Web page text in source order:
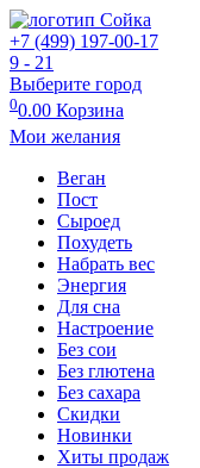
+7 (499) 197-00-17
9 - 21
Выберите город
00.00 Корзина
Мои желания
Веган
Пост
Сыроед
Похудеть
Набрать вес
Энергия
Для сна
Настроение
Без сои
Без глютена
Без сахара
Скидки
Новинки
Хиты продаж